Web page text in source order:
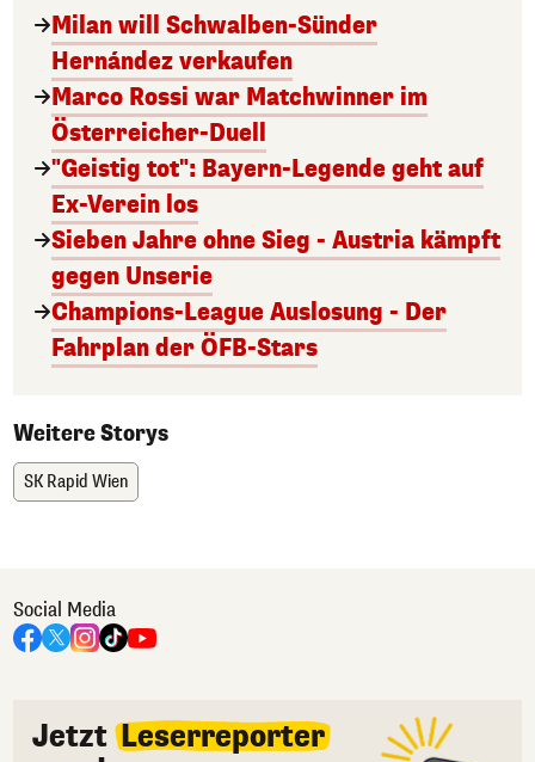
Milan will Schwalben-Sünder
Hernández verkaufen
Marco Rossi war Matchwinner im
Österreicher-Duell
"Geistig tot": Bayern-Legende geht auf
Ex-Verein los
Sieben Jahre ohne Sieg - Austria kämpft
gegen Unserie
Champions-League Auslosung - Der
Fahrplan der ÖFB-Stars
Weitere Storys
SK Rapid Wien
Social Media
Jetzt Leserreporter